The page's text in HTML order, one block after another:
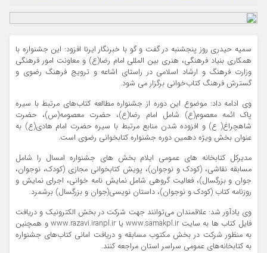
سمیه حیدری روز پنجشنبه در گفت و گو با خبرنگار ایرنا افزود: این جشنواره با
همکاری بنیاد فرهنگی، هنری بین المللی امام رضا(ع) و معاونت امور فرهنگی
وزارت فرهنگ و ارشاد اسلامی در راستای اشاعه و ترویج فرهنگ رضوی و
گسترش فرهنگ کتاب‌خوانی برگزار می شود.
وی ادامه داد: موضوع این دوره از جشنواره مطالعه کتاب‌های مرتبط با سیره‌
پاک ائمه‌ معصوم(ع) شامل امام رضا(ع)، حضرت معصومه(س)، حضرت
شاهچراغ( ع) و افزوده شدن منابع مرتبط با سیره حضرت امام هادی(ع) به
عنوان بخش ویژه دهمین دوره جشنواره کتابخوانی رضوی است.
مدیرکل کتابخانه های عمومی ایلام بخش های جشنواره امسال را شامل
مسابقه نقاشی، (کودک و نوجوان)، پویش کتابخوانی مجازی (کودک، نوجوان،
جوان و بزرگسال)، فعالیت گروهی شامل نمایش نامه خوانی، اجرای نمایش و
روزنامه کتاب (کودک و نوجوان)، داستان نویسی(جوان و بزرگسال) برشمرد.
وی یادآور شد: علاقمندان می‌توانند جهت شرکت در بخش الکترونیک و دریافت
فایل کتاب ها به سایت www.samakpl.ir یا www.razavi.iranpl.ir و همچنین
به منظور شرکت در بخش مکتوب مسابقه و دریافت امانی کتاب‌های جشنواره
به کتابخانه‌های عمومی سراسر استان مراجعه کنند.